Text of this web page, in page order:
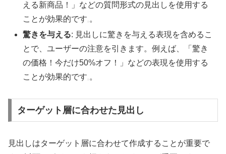
える新商品！」などの質問形式の見出しを使用する
ことが効果的です 。
驚きを与える: 見出しに驚きを与える表現を含めるこ
とで、ユーザーの注意を引きます。例えば、「驚き
の価格！今だけ50%オフ！」などの表現を使用する
ことが効果的です 。
ターゲット層に合わせた見出し
見出しはターゲット層に合わせて作成することが重要で